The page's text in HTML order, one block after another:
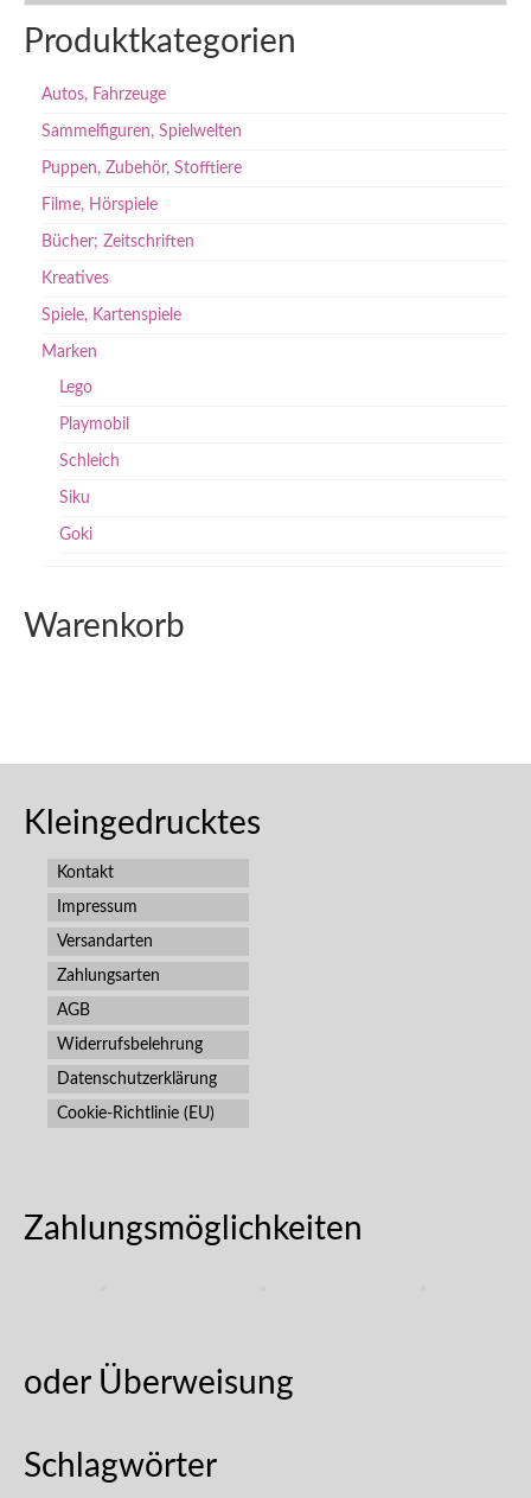
Produktkategorien
Autos, Fahrzeuge
Sammelfiguren, Spielwelten
Puppen, Zubehör, Stofftiere
Filme, Hörspiele
Bücher; Zeitschriften
Kreatives
Spiele, Kartenspiele
Marken
Lego
Playmobil
Schleich
Siku
Goki
Warenkorb
Kleingedrucktes
Kontakt
Impressum
Versandarten
Zahlungsarten
AGB
Widerrufsbelehrung
Datenschutzerklärung
Cookie-Richtlinie (EU)
Zahlungsmöglichkeiten
oder Überweisung
Schlagwörter